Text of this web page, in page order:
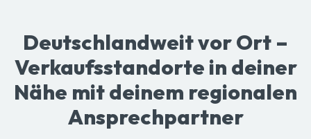
Deutschlandweit vor Ort –
Verkaufsstandorte in deiner
Nähe mit deinem regionalen
Ansprechpartner